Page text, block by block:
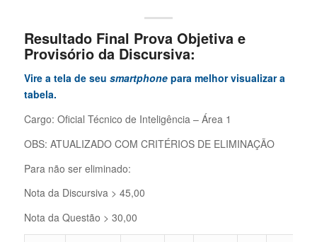
Resultado Final Prova Objetiva e
Provisório da Discursiva:
Vire a tela de seu smartphonepara melhor visualizar a
tabela.
Cargo: Oficial Técnico de Inteligência – Área 1
OBS: ATUALIZADO COM CRITÉRIOS DE ELIMINAÇÃO
Para não ser eliminado:
Nota da Discursiva > 45,00
Nota da Questão > 30,00